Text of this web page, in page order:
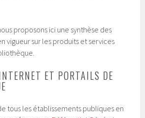
proposons ici une synthèse des
vigueur sur les produits et services
ET PORTAILS DE
tous les établissements publiques en